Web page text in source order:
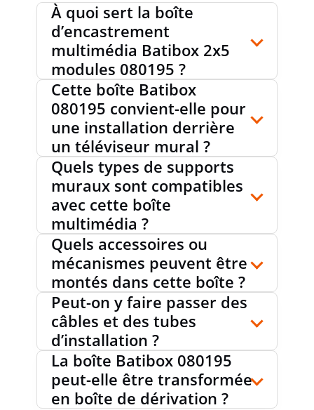
VERROUILLAGE DE TUBE EN OPTION
ENTRÉE ARRIÈRE
NOMBRE D'ENTRÉES
NOMBRE D'EMBOUTS FOURNIS
SANS HALOGÈNE
TYPE DE TRAITEMENT DE LA
SURFACE
FINITION DU COUVERCLE sans
À quoi sert la boîte
d’encastrement
multimédia Batibox 2x5
modules 080195 ?
Cette boîte Batibox
080195 convient-elle pour
une installation derrière
un téléviseur mural ?
Quels types de supports
muraux sont compatibles
avec cette boîte
multimédia ?
Quels accessoires ou
mécanismes peuvent être
montés dans cette boîte ?
Peut-on y faire passer des
câbles et des tubes
d’installation ?
La boîte Batibox 080195
peut-elle être transformée
en boîte de dérivation ?